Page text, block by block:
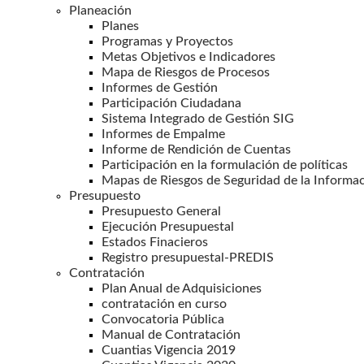
Planeación
Planes
Programas y Proyectos
Metas Objetivos e Indicadores
Mapa de Riesgos de Procesos
Informes de Gestión
Participación Ciudadana
Sistema Integrado de Gestión SIG
Informes de Empalme
Informe de Rendición de Cuentas
Participación en la formulación de políticas
Mapas de Riesgos de Seguridad de la
Presupuesto
Presupuesto General
Ejecución Presupuestal
Estados Finacieros
Registro presupuestal-PREDIS
Contratación
Plan Anual de Adquisiciones
contratación en curso
Convocatoria Pública
Manual de Contratación
Cuantias Vigencia 2019